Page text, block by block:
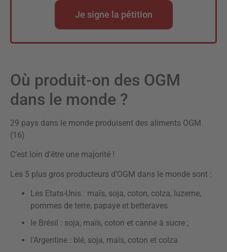
Je signe la pétition
Où produit-on des OGM
dans le monde ?
29 pays dans le monde produisent des aliments OGM.
(16)
C’est loin d’être une majorité !
Les 5 plus gros producteurs d’OGM dans le monde sont :
Les Etats-Unis : maïs, soja, coton, colza, luzerne,
pommes de terre, papaye et betteraves
le Brésil : soja, maïs, coton et canne à sucre ;
l’Argentine : blé, soja, maïs, coton et colza